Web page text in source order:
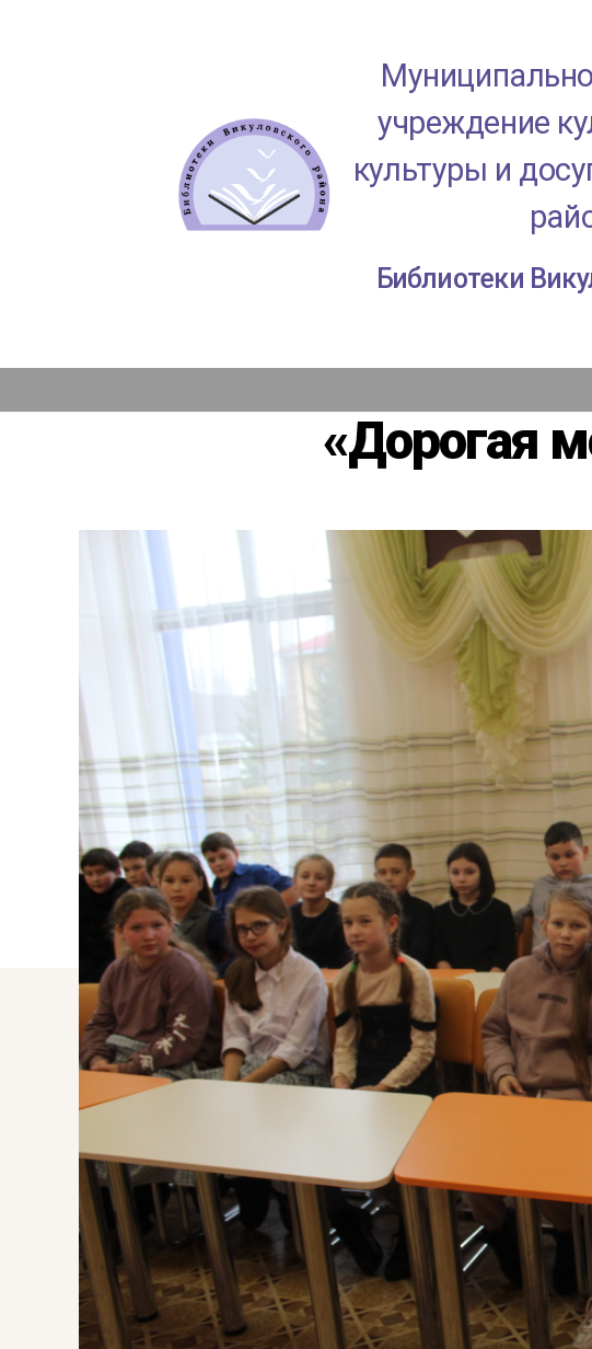
района"
учреждение
культуры и
Библиотеки
«Дорогая